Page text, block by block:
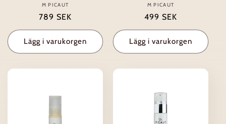
Säljare:
M PICAUT
Ordinarie
pris
789 SEK
Lägg i varukorgen
Säljare:
M PICAUT
Ordinarie
pris
499 SEK
Lägg i varukorgen